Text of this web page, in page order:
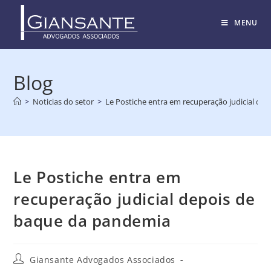
MENU
Blog
> Noticias do setor > Le Postiche entra em recuperação judicial
Le Postiche entra em
recuperação judicial depois de
baque da pandemia
Giansante Advogados Associados